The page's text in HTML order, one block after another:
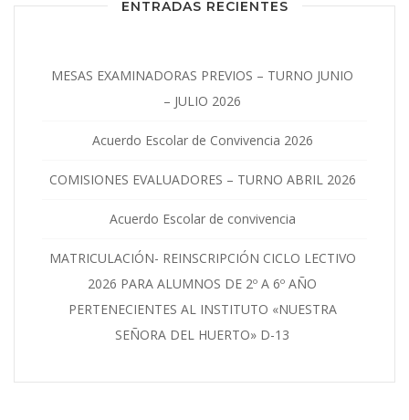
ENTRADAS RECIENTES
MESAS EXAMINADORAS PREVIOS – TURNO JUNIO
– JULIO 2026
Acuerdo Escolar de Convivencia 2026
COMISIONES EVALUADORES – TURNO ABRIL 2026
Acuerdo Escolar de convivencia
MATRICULACIÓN- REINSCRIPCIÓN CICLO LECTIVO
2026 PARA ALUMNOS DE 2º A 6º AÑO
PERTENECIENTES AL INSTITUTO «NUESTRA
SEÑORA DEL HUERTO» D-13